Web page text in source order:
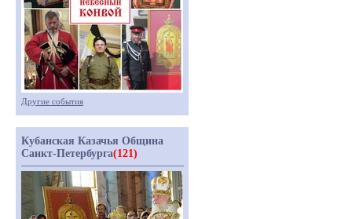
Другие события
Кубанская Казачья Община
Санкт-Петербурга(121)